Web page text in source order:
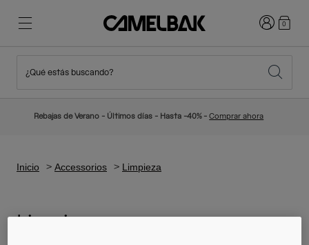
Novedades
Iniciar0
¿Qué estás buscando?
Rebajas de Verano - Últimos días - Hasta -40% -Comprar ahora
Inicio Accessorios Limpieza
Limpieza